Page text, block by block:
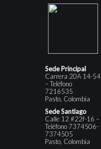
Sede Principal
Carrera 20A 14-54
– Teléfono
7216535
Pasto, Colombia
Sede Santiago
Calle 12 #22f-16 –
Teléfono 7374506-
7374505
Pasto, Colombia